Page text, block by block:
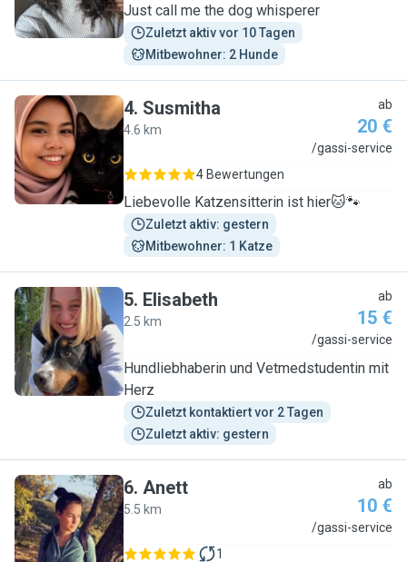
Just call me the dog whisperer
Zuletzt aktiv vor 10 Tagen
Mitbewohner: 2 Hunde
S
4. Susmitha
4.6 km
ab
20 €
/gassi-service
4 Bewertungen
Liebevolle Katzensitterin ist hier🐱🐾
Zuletzt aktiv: gestern
Mitbewohner: 1 Katze
E
5. Elisabeth
2.5 km
ab
15 €
/gassi-service
Hundliebhaberin und Vetmedstudentin mit
Herz
Zuletzt kontaktiert vor 2 Tagen
Zuletzt aktiv: gestern
A
6. Anett
5.5 km
ab
10 €
/gassi-service
1